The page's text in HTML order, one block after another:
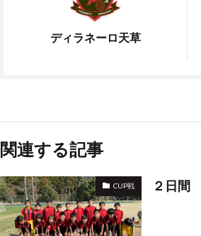
ディラネーロ天草
関連する記事
CUP戦 ２日間